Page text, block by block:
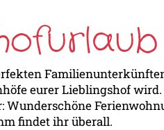
eurer Lieblingshof
Wunderschöne
findet ihr überall.